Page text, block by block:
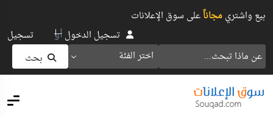
بيع واشتريمجاناًعلى سوق الإعلانات
اختر الفئة بحث
تسجيل الدخولأو تسجيل